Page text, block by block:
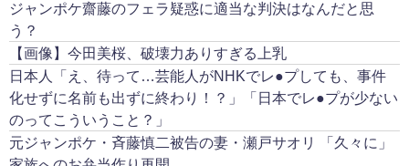
ジャンポケ齋藤のフェラ疑惑に適当な判決はなんだと思
う？
【画像】今田美桜、破壊力ありすぎる上乳
日本人「え、待って…芸能人がNHKでレ●プしても、事件
化せずに名前も出ずに終わり！？」「日本でレ●プが少ない
のってこういうこと？」
元ジャンポケ・斉藤慎二被告の妻・瀬戸サオリ 「久々に」